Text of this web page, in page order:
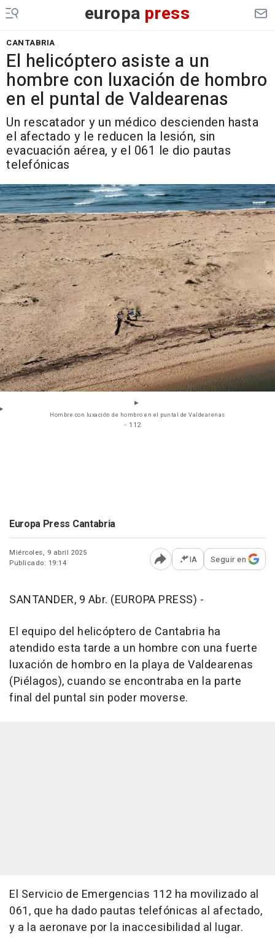
europa press
CANTABRIA
El helicóptero asiste a un
hombre con luxación de hombro
en el puntal de Valdearenas
Un rescatador y un médico descienden hasta
el afectado y le reducen la lesión, sin
evacuación aérea, y el 061 le dio pautas
telefónicas
Hombre con luxación de hombro en el puntal de Valdearenas
- 112
Europa Press Cantabria
Miércoles, 9 abril 2025
Publicado: 19:14
Abrir opciones para
IA Seguir en
SANTANDER, 9 Abr. (EUROPA PRESS) -
El equipo del helicóptero de Cantabria ha
atendido esta tarde a un hombre con una fuerte
luxación de hombro en la playa de Valdearenas
(Piélagos), cuando se encontraba en la parte
final del puntal sin poder moverse.
El Servicio de Emergencias 112 ha movilizado al
061, que ha dado pautas telefónicas al afectado,
y a la aeronave por la inaccesibilidad al lugar.